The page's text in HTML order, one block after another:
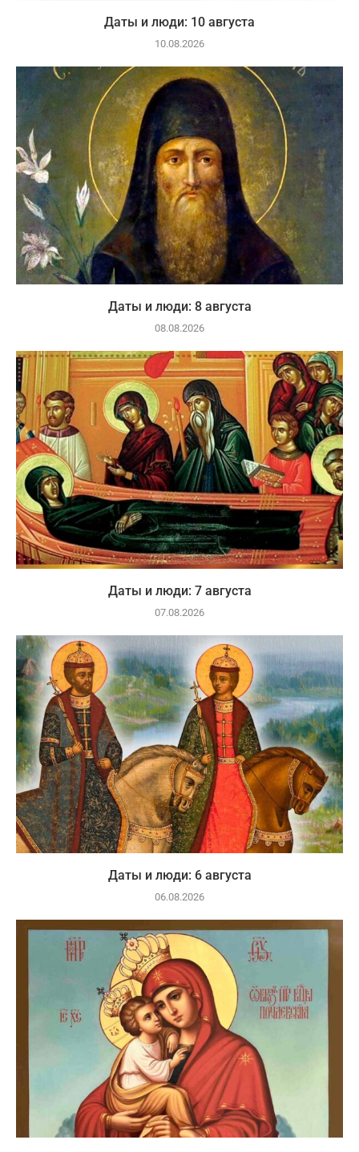
Даты и люди: 10 августа
10.08.2026
Даты и люди: 8 августа
08.08.2026
Даты и люди: 7 августа
07.08.2026
Даты и люди: 6 августа
06.08.2026